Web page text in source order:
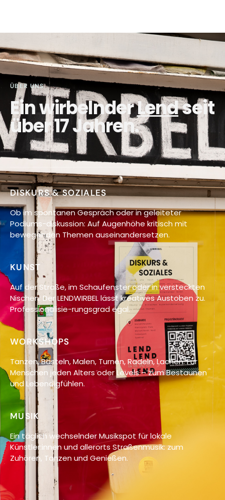
ÜBER UNS
Ein wirbelnderLendseit
über 17 Jahren.
DISKURS & SOZIALES
Ob im spontanen Gespräch oder in geleiteter
Podiums-diskussion: Auf Augenhöhe kritisch mit
bewegenden Themen auseinandersetzen.
KUNST
Auf der Straße, im Schaufenster oder in versteckten
Nischen: Der LENDWIRBEL lässt kreatives Austoben zu.
Professionalisie-rungsgrad egal.
WORKSHOPS
Tanzen, Basteln, Malen, Turnen, Radeln, Lachen: Für
Menschen jeden Alters oder Levels – zum Bestaunen
und Lebendigfühlen.
MUSIK
Ein täglich wechselnder Musikspot für lokale
Künstler:innen und allerorts Straßenmusik: zum
Zuhören, Tanzen und Genießen.